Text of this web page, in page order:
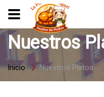
Nuestros
Inicio Nuestros Platos